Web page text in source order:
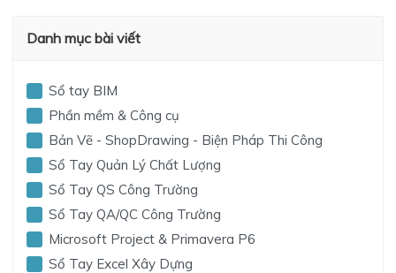
Danh mục bài viết
Sổ tay BIM
Phần mềm & Công cụ
Bản Vẽ - ShopDrawing - Biện Pháp Thi Công
Sổ Tay Quản Lý Chất Lượng
Sổ Tay QS Công Trường
Sổ Tay QA/QC Công Trường
Microsoft Project & Primavera P6
Sổ Tay Excel Xây Dựng